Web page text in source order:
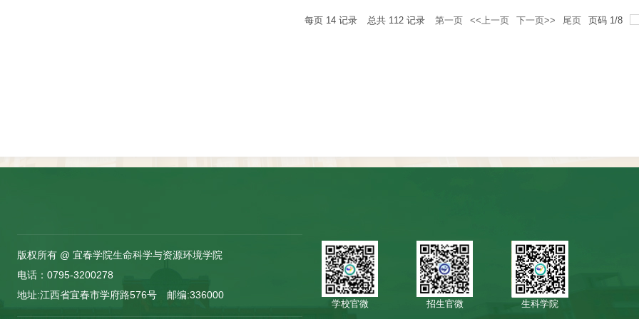
每页 14 记录 总共 112 记录 第一页 <<上一页 下一页>> 尾页 页码 1/8
版权所有 @ 宜春学院生命科学与资源环境学院
电话：0795-3200278
地址:江西省宜春市学府路576号 邮编:336000
学校官微 招生官微 生科学院